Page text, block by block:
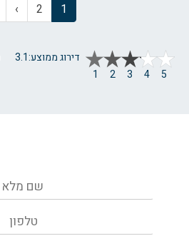
1
2
›
דירוג ממוצע:3.1
5
4
3
2
1